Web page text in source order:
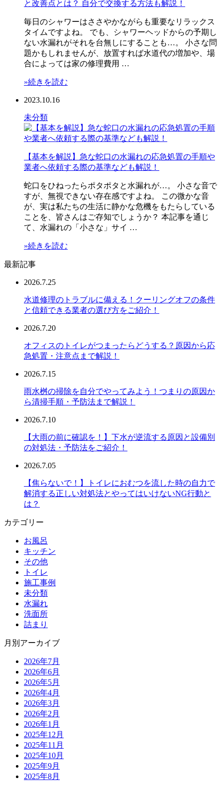
と改善点とは？ 自分で交換する方法も解説！
毎日のシャワーはささやかながらも重要なリラックス
タイムですよね。 でも、シャワーヘッドからの予期し
ない水漏れがそれを台無しにすることも…。 小さな問
題かもしれませんが、放置すれば水道代の増加や、場
合によっては家の修理費用 …
»続きを読む
2023.10.16
未分類
【基本を解説】急な蛇口の水漏れの応急処置の手順や
業者へ依頼する際の基準なども解説！
蛇口をひねったらポタポタと水漏れが…。 小さな音で
すが、無視できない存在感ですよね。 この微かな音
が、実は私たちの生活に静かな危機をもたらしている
ことを、皆さんはご存知でしょうか？ 本記事を通じ
て、水漏れの「小さな」サイ …
»続きを読む
最新記事
2026.7.25
水道修理のトラブルに備える！クーリングオフの条件
と信頼できる業者の選び方をご紹介！
2026.7.20
オフィスのトイレがつまったらどうする？原因から応
急処置・注意点まで解説！
2026.7.15
雨水桝の掃除を自分でやってみよう！つまりの原因か
ら清掃手順・予防法まで解説！
2026.7.10
【大雨の前に確認を！】下水が逆流する原因と設備別
の対処法・予防法をご紹介！
2026.7.05
【焦らないで！】トイレにおむつを流した時の自力で
解消する正しい対処法とやってはいけないNG行動と
は？
カテゴリー
お風呂
キッチン
その他
トイレ
施工事例
未分類
水漏れ
洗面所
詰まり
月別アーカイブ
2026年7月
2026年6月
2026年5月
2026年4月
2026年3月
2026年2月
2026年1月
2025年12月
2025年11月
2025年10月
2025年9月
2025年8月